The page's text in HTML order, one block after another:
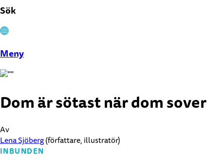
Sök
Stäng
Meny
Dom är sötast när dom sover
Av
Lena Sjöberg(författare, illustratör)
INBUNDEN